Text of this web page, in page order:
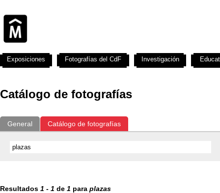
Catálogo de fotografías
General Catálogo de fotografías
Resultados 1 - 1 de 1 para plazas
Exposiciones Fotografías del CdF Investigación